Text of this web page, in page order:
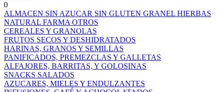
0
ALMACEN SIN AZUCAR SIN GLUTEN GRANEL HIERBAS
NATURAL FARMA OTROS
CEREALES Y GRANOLAS
FRUTOS SECOS Y DESHIDRATADOS
HARINAS, GRANOS Y SEMILLAS
PANIFICADOS, PREMEZCLAS Y GALLETAS
ALFAJORES, BARRITAS, Y GOLOSINAS
SNACKS SALADOS
AZUCARES, MIELES Y ENDULZANTES